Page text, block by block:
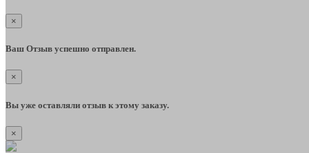
×
Ваш Отзыв успешно отправлен.
×
Вы уже оставляли отзыв к этому заказу.
×